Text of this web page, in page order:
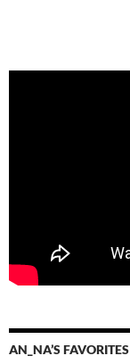
AN_NA’S FAVORITES